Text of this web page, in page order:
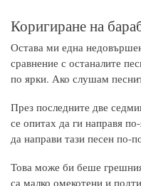
Коригиране на
Остава ми една
сравнение с останалите
по ярки. Ако слушам
През последните две
се опитах да ги направя
да направи тази песен по-
Това може би беше
са малко омекотени и